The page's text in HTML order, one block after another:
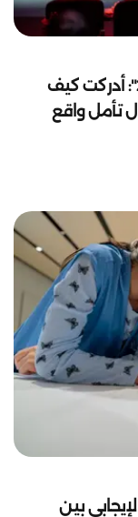
المصور سيزار بالكازار لـ "اكسبوجر 2023": أدركت كيف
تأمل واقع
بين